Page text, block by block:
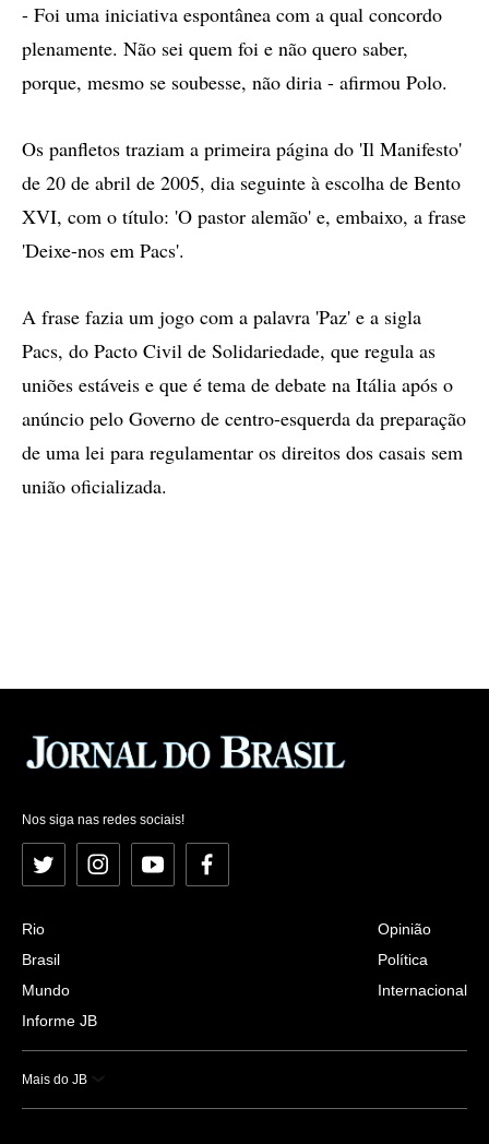
- Foi uma iniciativa espontânea com a qual concordo
plenamente. Não sei quem foi e não quero saber,
porque, mesmo se soubesse, não diria - afirmou Polo.
Os panfletos traziam a primeira página do 'Il Manifesto'
de 20 de abril de 2005, dia seguinte à escolha de Bento
XVI, com o título: 'O pastor alemão' e, embaixo, a frase
'Deixe-nos em Pacs'.
A frase fazia um jogo com a palavra 'Paz' e a sigla
Pacs, do Pacto Civil de Solidariedade, que regula as
uniões estáveis e que é tema de debate na Itália após o
anúncio pelo Governo de centro-esquerda da preparação
de uma lei para regulamentar os direitos dos casais sem
união oficializada.
Nos siga nas redes sociais!
Twitter InstagramYouTubeFacebook
Rio
Brasil
Mundo
Informe JB
Opinião
Política
Internacional
Mais do JB
Esportes